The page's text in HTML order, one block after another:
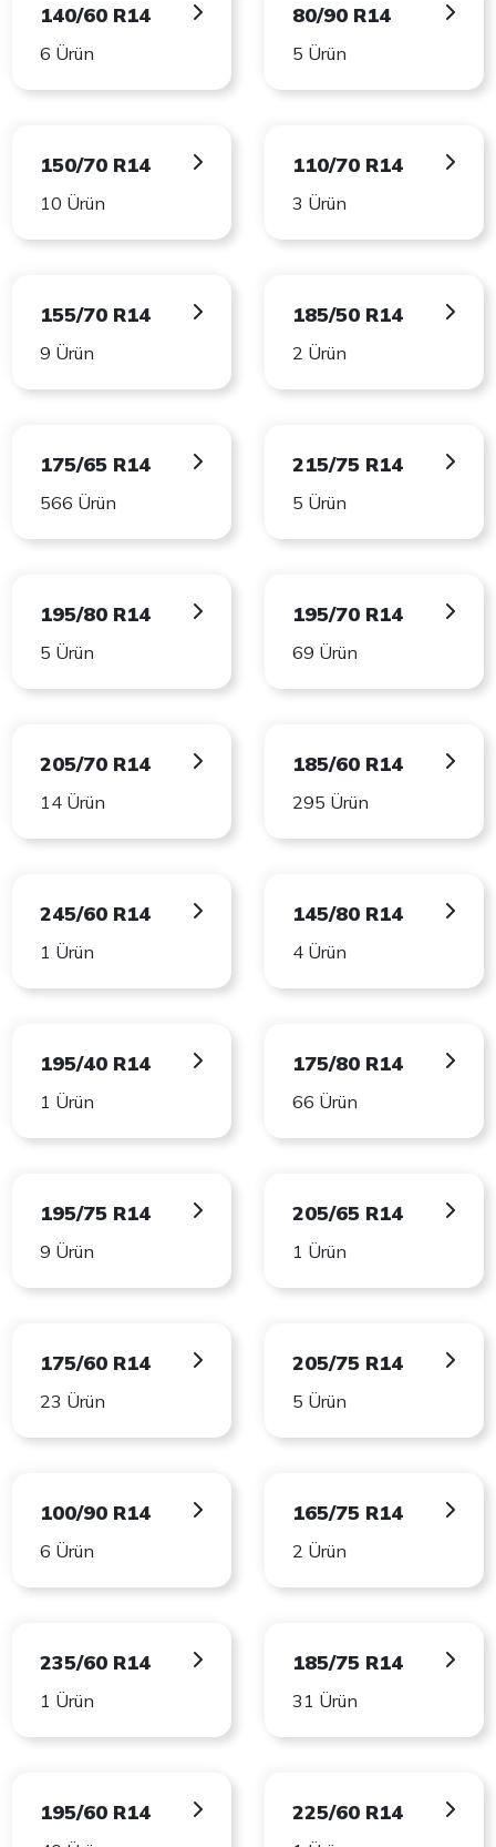
140/60 R14
6 Ürün
80/90 R14
5 Ürün
150/70 R14
10 Ürün
110/70 R14
3 Ürün
155/70 R14
9 Ürün
185/50 R14
2 Ürün
175/65 R14
566 Ürün
215/75 R14
5 Ürün
195/80 R14
5 Ürün
195/70 R14
69 Ürün
205/70 R14
14 Ürün
185/60 R14
295 Ürün
245/60 R14
1 Ürün
145/80 R14
4 Ürün
195/40 R14
1 Ürün
175/80 R14
66 Ürün
195/75 R14
9 Ürün
205/65 R14
1 Ürün
175/60 R14
23 Ürün
205/75 R14
5 Ürün
100/90 R14
6 Ürün
165/75 R14
2 Ürün
235/60 R14
1 Ürün
185/75 R14
31 Ürün
195/60 R14 225/60 R14